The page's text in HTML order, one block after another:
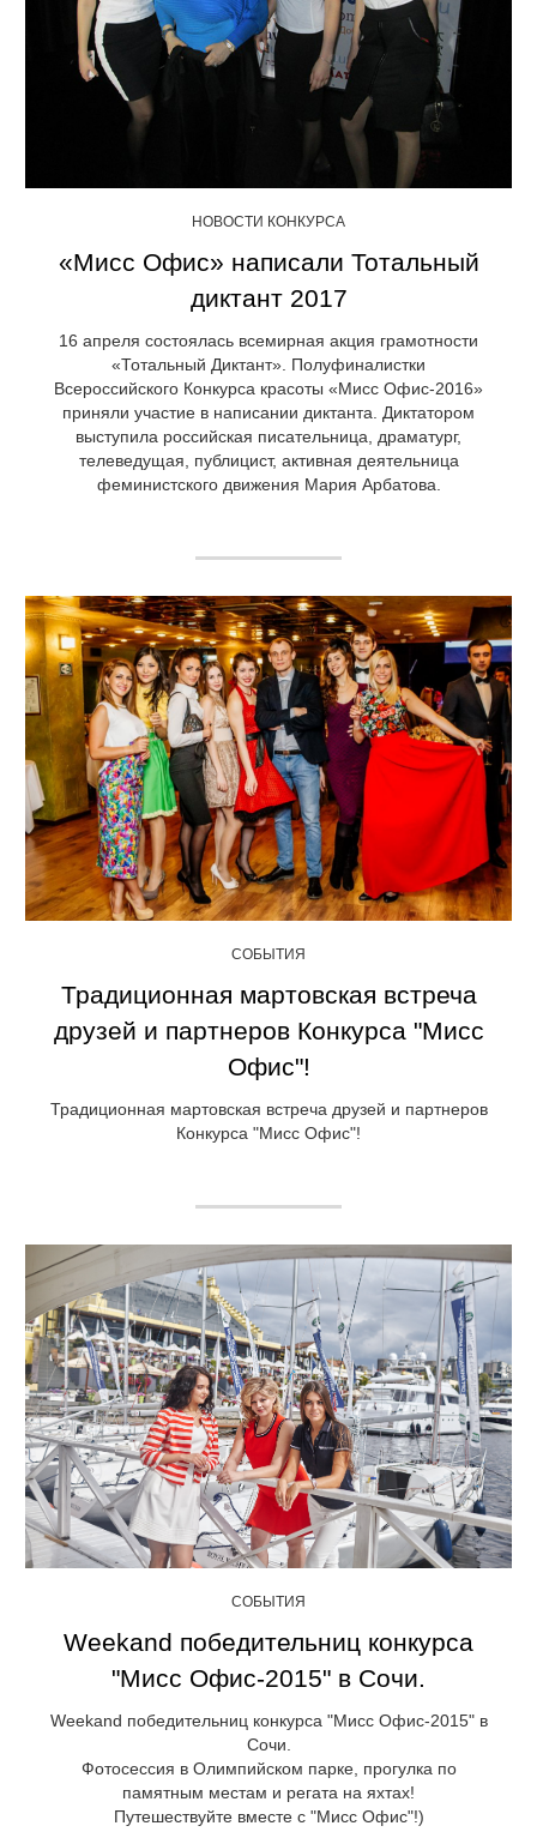
НОВОСТИ КОНКУРСА
«Мисс Офис» написали Тотальный
диктант 2017
16 апреля состоялась всемирная акция грамотности
«Тотальный Диктант». Полуфиналистки
Всероссийского Конкурса красоты «Мисс Офис-2016»
приняли участие в написании диктанта. Диктатором
выступила российская писательница, драматург,
телеведущая, публицист, активная деятельница
феминистского движения Мария Арбатова.
СОБЫТИЯ
Традиционная мартовская встреча
друзей и партнеров Конкурса "Мисс
Офис"!
Традиционная мартовская встреча друзей и партнеров
Конкурса "Мисс Офис"!
СОБЫТИЯ
Weekand победительниц конкурса
"Мисс Офис-2015" в Сочи.
Weekand победительниц конкурса "Мисс Офис-2015" в
Сочи.
Фотосессия в Олимпийском парке, прогулка по
памятным местам и регата на яхтах!
Путешествуйте вместе с "Мисс Офис"!)